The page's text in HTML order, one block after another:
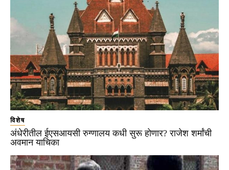
विशेष
अंधेरीतील ईएसआयसी रुग्णालय कधी सुरू होणार? राजेश शर्मांची
अवमान याचिका